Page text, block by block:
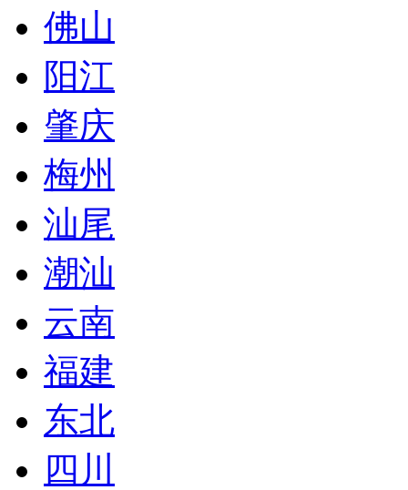
佛山
阳江
肇庆
梅州
汕尾
潮汕
云南
福建
东北
四川